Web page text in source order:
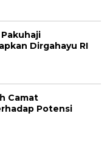
Dirgahayu RI
Camat
Potensi